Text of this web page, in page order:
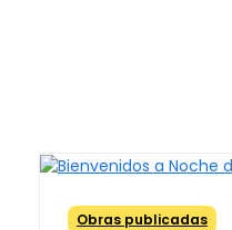
Obras publicadas